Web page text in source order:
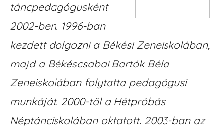
táncpedagógusként
2002-ben. 1996-ban
kezdett dolgozni a Békési Zeneiskolában,
majd a Békéscsabai Bartók Béla
Zeneiskolában folytatta pedagógusi
munkáját. 2000-től a Hétpróbás
Néptánciskolában oktatott. 2003-ban az